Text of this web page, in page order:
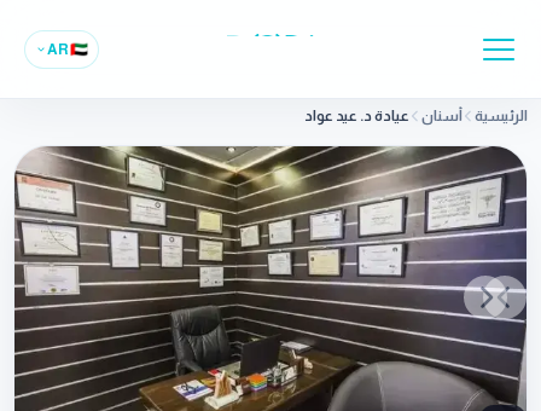
🇦🇪
AR
الرئيسية أسنان عيادة د. عيد عواد
Previous slide
Next slide